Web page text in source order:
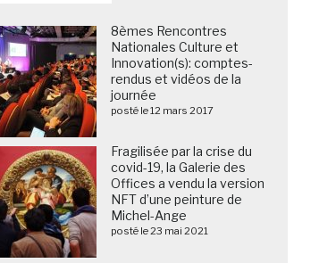
8èmes Rencontres
Nationales Culture et
Innovation(s): comptes-
rendus et vidéos de la
journée
posté le 12 mars 2017
Fragilisée par la crise du
covid-19, la Galerie des
Offices a vendu la version
NFT d’une peinture de
Michel-Ange
posté le 23 mai 2021